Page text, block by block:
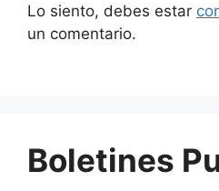
Lo siento, debes estar
un comentario.
Boletines